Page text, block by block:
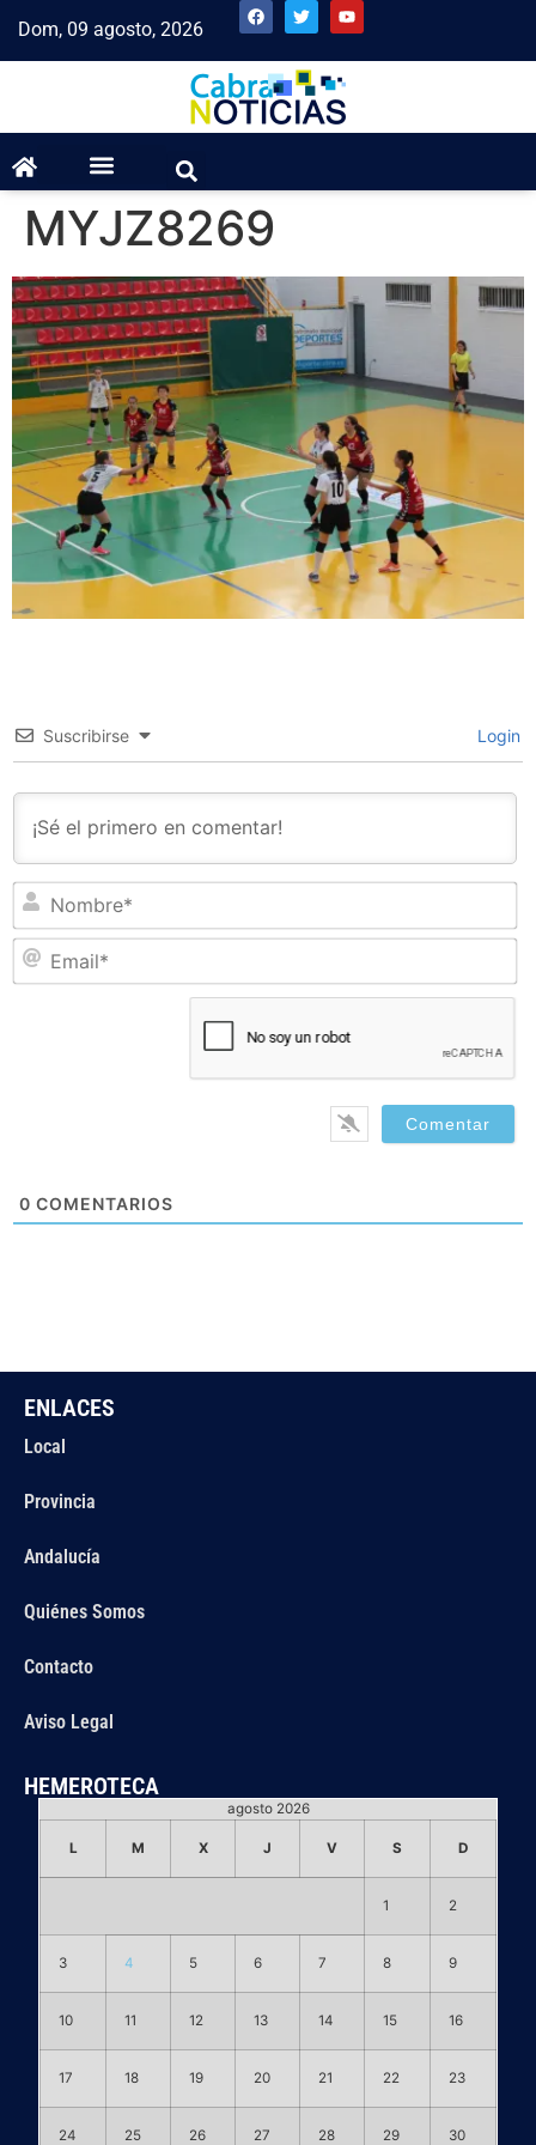
Dom, 09 agosto, 2026
MYJZ8269
Suscribirse Login
0 COMENTARIOS
ENLACES
Local
Provincia
Andalucía
Quiénes Somos
Contacto
Aviso Legal
HEMEROTECA
agosto 2026
L M X J V S D
1 2
3 4 5 6 7 8 9
10 11 12 13 14 15 16
17 18 19 20 21 22 23
24 25 26 27 28 29 30